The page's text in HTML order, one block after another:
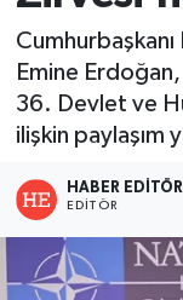
Emine
36. Devlet ve
ilişkin paylaşım
HABER EDITÖR
EDITÖR